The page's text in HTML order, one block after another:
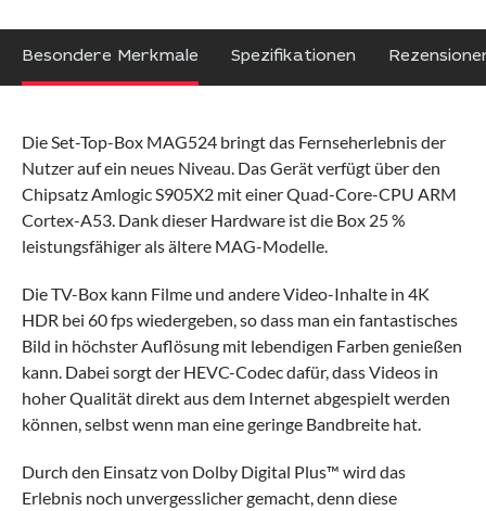
Besondere Merkmale Spezifikationen
Die Set-Top-Box MAG524 bringt das Fernseherlebnis der
Nutzer auf ein neues Niveau. Das Gerät verfügt über den
Chipsatz Amlogic S905X2 mit einer Quad-Core-CPU ARM
Cortex-A53. Dank dieser Hardware ist die Box 25 %
leistungsfähiger als ältere MAG-Modelle.
Die TV-Box kann Filme und andere Video-Inhalte in 4K
HDR bei 60 fps wiedergeben, so dass man ein fantastisches
Bild in höchster Auflösung mit lebendigen Farben genießen
kann. Dabei sorgt der HEVC-Codec dafür, dass Videos in
hoher Qualität direkt aus dem Internet abgespielt werden
können, selbst wenn man eine geringe Bandbreite hat.
Durch den Einsatz von Dolby Digital Plus™ wird das
Erlebnis noch unvergesslicher gemacht, denn diese